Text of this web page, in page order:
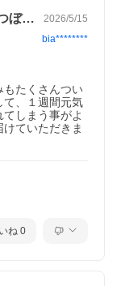
お花が本当にたくさん咲いていて、つぼみ… 2026/5/15
bia********
もたくさんつい
て、１週間元気
しまう事がよ
ていただきま
ね 0